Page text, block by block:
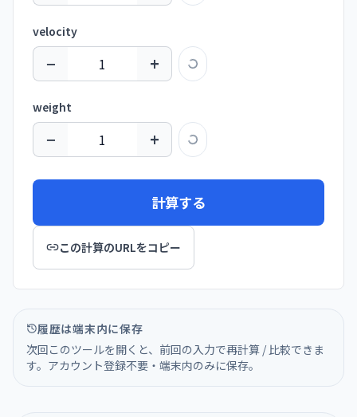
velocity
− +
weight
− +
計算する
この計算のURLをコピー
履歴は端末内に保存
次回このツールを開くと、前回の入力で再計算 / 比較できま
す。アカウント登録不要・端末内のみに保存。